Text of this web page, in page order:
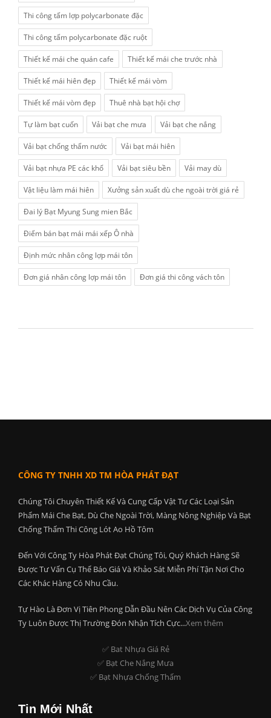
Thi công tấm lợp polycarbonate đặc
Thi công tấm polycarbonate đặc ruột
Thiết kế mái che quán cafe Thiết kế mái che trước nhà
Thiết kế mái hiên đẹp Thiết kế mái vòm
Thiết kế mái vòm đẹp Thuê nhà bạt hội chợ
Tự làm bạt cuốn Vải bạt che mưa Vải bạt che nắng
Vải bạt chống thấm nước Vải bạt mái hiên
Vải bạt nhựa PE các khổ Vải bạt siêu bền Vải may dù
Vật liệu làm mái hiên Xưởng sản xuất dù che ngoài trời giá rẻ
Đai lý Bạt Myung Sung mien Bắc
Điểm bán bạt mái mái xếp Ô nhà
Định mức nhân công lợp mái tôn
Đơn giá nhân công lợp mái tôn Đơn giá thi công vách tôn
CÔNG TY TNHH XD TM HÒA PHÁT ĐẠT
Chúng Tôi Chuyên Thiết Kế Và Cung Cấp Vật Tư Các Loại Sản
Phẩm Mái Che Bạt, Dù Che Ngoài Trời, Màng Nông Nghiệp Và Bạt
Chống Thấm Thi Công Lót Ao Hồ Tôm
Đến Với Công Ty Hòa Phát Đạt Chúng Tôi, Quý Khách Hàng Sẽ
Được Tư Vấn Cụ Thể Báo Giá Và Khảo Sát Miễn Phí Tận Nơi Cho
Các Khác Hàng Có Nhu Cầu.
Tự Hào Là Đơn Vị Tiên Phong Dẫn Đầu Nên Các Dịch Vụ Của Công
Ty Luôn Được Thị Trường Đón Nhận Tích Cực...Xem thêm
✅ Bat Nhựa Giá Rẻ
✅ Bạt Che Nắng Mưa
✅ Bạt Nhựa Chống Thấm
Tin Mới Nhất